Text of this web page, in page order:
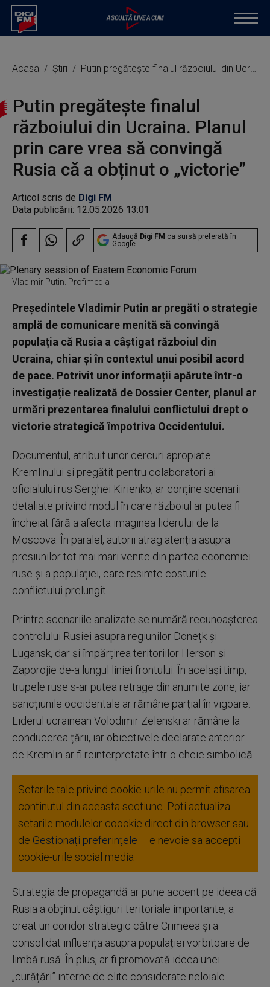
Acasa Știri Putin pregătește finalul războiului din Ucraina. Planul prin care vrea să convingă Rusia că a obținut o „victorie”
Putin pregătește finalul
războiului din Ucraina. Planul
prin care vrea să convingă
Rusia că a obținut o „victorie”
Articol scris de Digi FM
Data publicării: 12.05.2026 13:01
Adaugă Digi FM ca sursă preferată în
Google
Vladimir Putin. Profimedia
Președintele Vladimir Putin ar pregăti o strategie
amplă de comunicare menită să convingă
populația că Rusia a câștigat războiul din
Ucraina, chiar și în contextul unui posibil acord
de pace. Potrivit unor informații apărute într-o
investigație realizată de Dossier Center, planul ar
urmări prezentarea finalului conflictului drept o
victorie strategică împotriva Occidentului.
Documentul, atribuit unor cercuri apropiate
Kremlinului și pregătit pentru colaboratori ai
oficialului rus Serghei Kirienko, ar conține scenarii
detaliate privind modul în care războiul ar putea fi
încheiat fără a afecta imaginea liderului de la
Moscova. În paralel, autorii atrag atenția asupra
presiunilor tot mai mari venite din partea economiei
ruse și a populației, care resimte costurile
conflictului prelungit.
Printre scenariile analizate se numără recunoașterea
controlului Rusiei asupra regiunilor Donețk și
Lugansk, dar și împărțirea teritoriilor Herson și
Zaporojie de-a lungul liniei frontului. În același timp,
trupele ruse s-ar putea retrage din anumite zone, iar
sancțiunile occidentale ar rămâne parțial în vigoare.
Liderul ucrainean Volodimir Zelenski ar rămâne la
conducerea țării, iar obiectivele declarate anterior
de Kremlin ar fi reinterpretate într-o cheie simbolică.
Setarile tale privind cookie-urile nu permit afisarea
continutul din aceasta sectiune. Poti actualiza
setarile modulelor coookie direct din browser sau
de Gestionați preferințele – e nevoie sa accepti
cookie-urile social media
Strategia de propagandă ar pune accent pe ideea că
Rusia a obținut câștiguri teritoriale importante, a
creat un coridor strategic către Crimeea și a
consolidat influența asupra populației vorbitoare de
limbă rusă. În plus, ar fi promovată ideea unei
„curățări” interne de elite considerate neloiale.